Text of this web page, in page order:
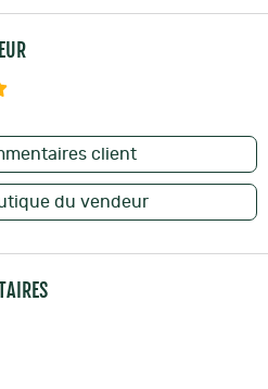
client
du vendeur